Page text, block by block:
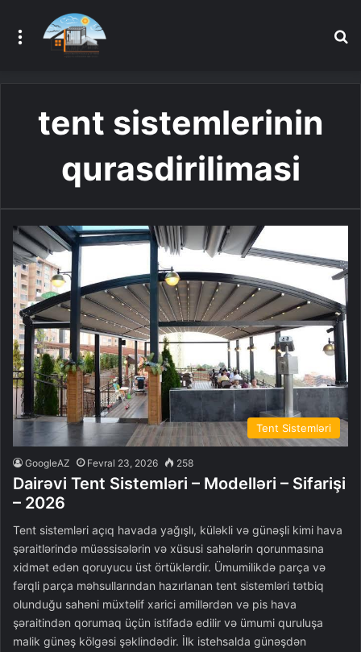
Menu
tent sistemlerinin
qurasdirilimasi
Tent Sistemləri
GoogleAZ Fevral 23, 2026 258
Dairəvi Tent Sistemləri – Modelləri – Sifarişi
– 2026
Tent sistemləri açıq havada yağışlı, küləkli və günəşli kimi hava
şəraitlərində müəssisələrin və xüsusi sahələrin qorunmasına
xidmət edən qoruyucu üst örtüklərdir. Ümumilikdə parça və
fərqli parça məhsullarından hazırlanan tent sistemləri tətbiq
olunduğu sahəni müxtəlif xarici amillərdən və pis hava
şəraitindən qorumaq üçün istifadə edilir və ümumi quruluşa
malik günəş kölgəsi şəklindədir. İlk istehsalda günəşdən